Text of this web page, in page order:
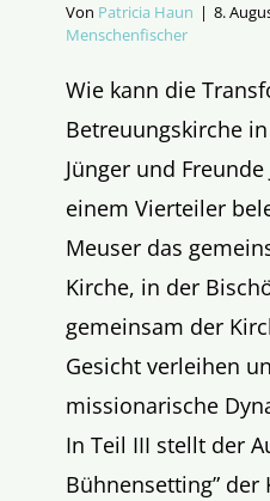
Von Patricia Haun | 8.
Menschenfischer
Wie kann die
Betreuungskirche
Jünger und
einem Vierteiler
Meuser das
Kirche, in der
gemeinsam der
Gesicht verleihen
missionarische
In Teil III stellt der
Bühnensetting” der